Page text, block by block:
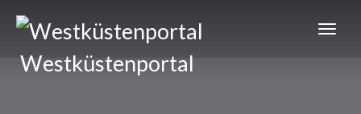
Westküstenportal